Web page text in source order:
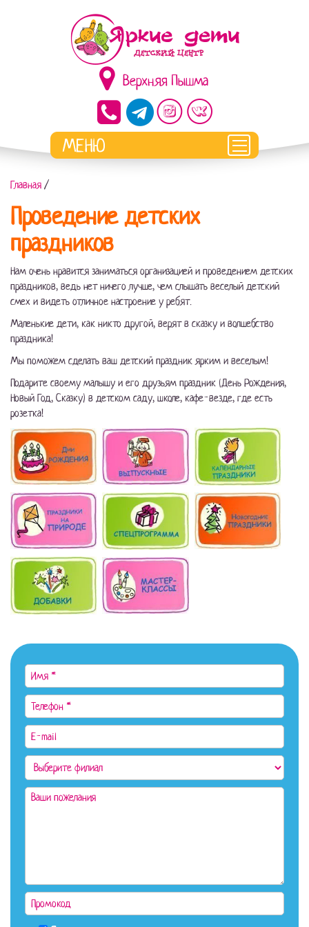
Верхняя Пышма
Главная /
Проведение детских
праздников
Нам очень нравится заниматься организацией и проведением детских
праздников, ведь нет ничего лучше, чем слышать веселый детский
смех и видеть отличное настроение у ребят.
Маленькие дети, как никто другой, верят в сказку и волшебство
праздника!
Мы поможем сделать ваш детский праздник ярким и веселым!
Подарите своему малышу и его друзьям праздник (День Рождения,
Новый Год, Сказку) в детском саду, школе, кафе-везде, где есть
розетка!